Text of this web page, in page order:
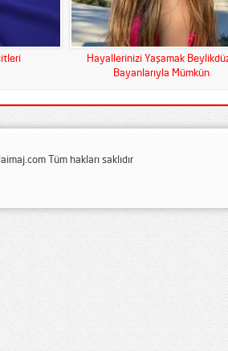
Hayallerinizi Yaşamak
Bayanlarıyla Mümkün
Tüm hakları saklıdır